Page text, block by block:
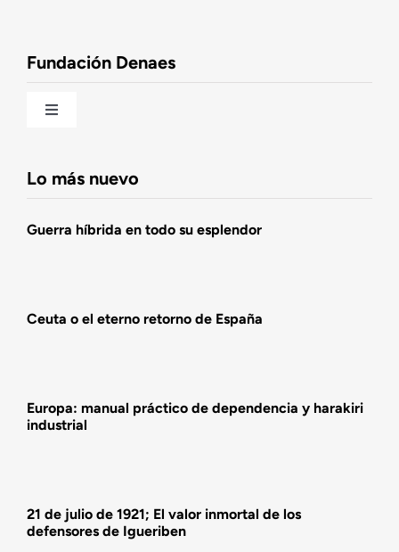
Fundación Denaes
Toggle
Lo más nuevo
Guerra híbrida en todo su esplendor
Ceuta o el eterno retorno de España
Europa: manual práctico de dependencia y harakiri
industrial
21 de julio de 1921; El valor inmortal de los
defensores de Igueriben